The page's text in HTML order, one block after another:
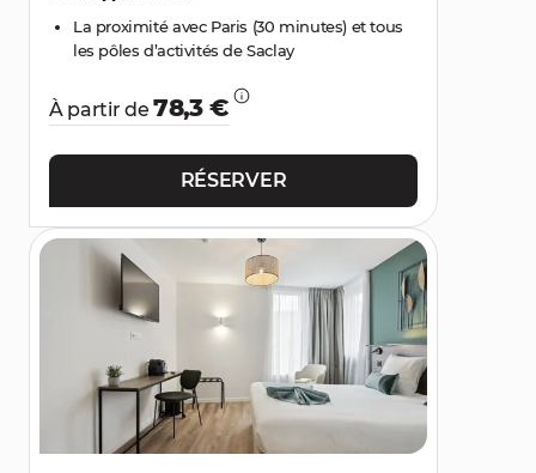
La proximité avec Paris (30 minutes) et tous
les pôles d’activités de Saclay
À partir de78,3 €
RÉSERVER